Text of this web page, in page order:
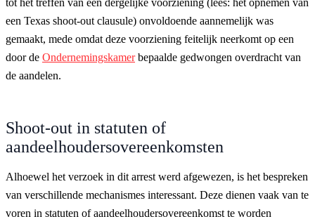
een Texas shoot-out clausule) onvoldoende aannemelijk was
gemaakt, mede omdat deze voorziening feitelijk neerkomt op een
door de Ondernemingskamerbepaalde gedwongen overdracht van
de aandelen.
Shoot-out in statuten of
aandeelhoudersovereenkomsten
Alhoewel het verzoek in dit arrest werd afgewezen, is het bespreken
van verschillende mechanismes interessant. Deze dienen vaak van te
voren in statuten of aandeelhoudersovereenkomst te worden